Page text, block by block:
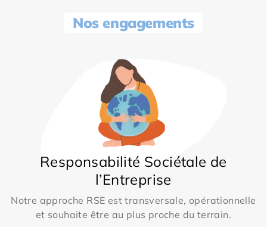
Nos engagements
Responsabilité Sociétale de
l’Entreprise
Notre approche RSE est transversale, opérationnelle
et souhaite être au plus proche du terrain.